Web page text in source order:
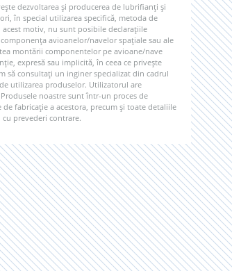
dezvoltarea și producerea de lubrifianți și
în special utilizarea specifică, metoda de
motiv, nu sunt posibile declarațiile
avioanelor/navelor spațiale sau ale
montării componentelor pe avioane/nave
expresă sau implicită, în ceea ce privește
să consultați un inginer specializat din cadrul
utilizarea produselor. Utilizatorul are
noastre sunt într-un proces de
fabricație a acestora, precum și toate detaliile
prevederi contrare.